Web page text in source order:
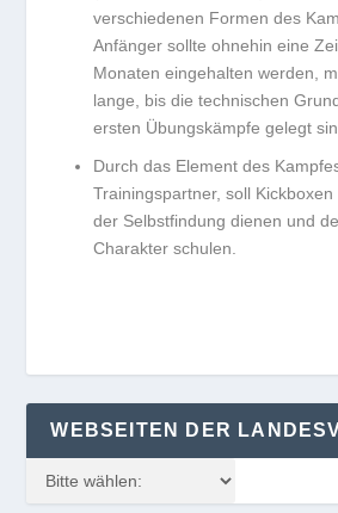
verschiedenen Formen des
Anfänger sollte ohnehin eine
Monaten eingehalten werden,
lange, bis die technischen
ersten Übungskämpfe gelegt
Durch das Element des
Trainingspartner, soll
der Selbstfindung dienen und
Charakter schulen.
WEBSEITEN DER